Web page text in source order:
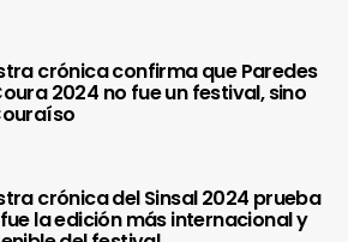
crónica confirma que Paredes
2024 no fue un festival, sino
crónica del Sinsal 2024 prueba
la edición más internacional y